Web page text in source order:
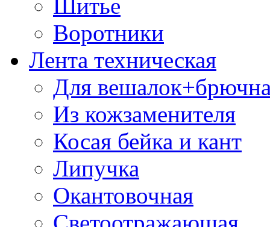
Шитье
Воротники
Лента техническая
Для
Из кожзаменителя
Косая бейка и кант
Липучка
Окантовочная